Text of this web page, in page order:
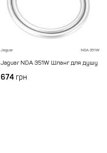
Jaguar NDA 351W
Jaguar NDA 351W Шланг для душу
674 грн